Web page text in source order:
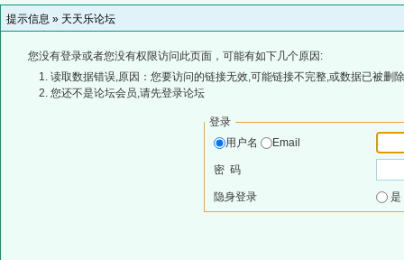
提示信息 » 天天乐论坛
您没有登录或者您没有权限访问此页面，可能有如下几个原因:
读取数据错误,原因：您要访问的链接无效,可能链接不完整,或数据已被删
您还不是论坛会员,请先登录论坛
登录
用户名
Email
密 码
隐身登录